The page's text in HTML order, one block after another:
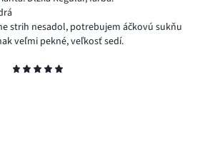
strih nesadol, potrebujem áčkovú sukňu
veľmi pekné, veľkosť sedí.